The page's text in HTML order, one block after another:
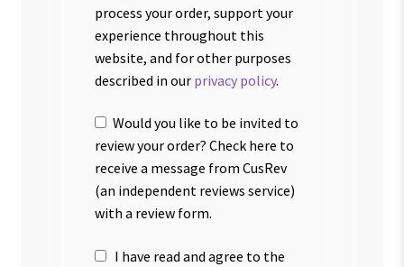
process your order, support your
experience throughout this
website, and for other purposes
described in our privacy policy.
Would you like to be invited to
review your order? Check here to
receive a message from CusRev
(an independent reviews service)
with a review form.
I have read and agree to the